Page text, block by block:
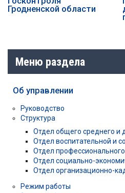
Гродненской области
Меню раздела
Об управлении
Руководство
Структура
Отдел общего среднего и
Отдел воспитательной и
Отдел
Отдел социально-
Отдел организационно-
Режим работы